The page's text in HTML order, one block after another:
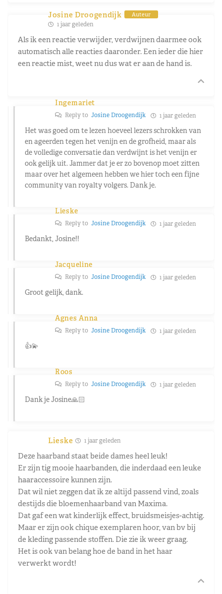
Josine Droogendijk Auteur
1 jaar geleden
Als ik een reactie verwijder, verdwijnen daarmee ook
automatisch alle reacties daaronder. Een ieder die hier
een reactie mist, weet nu dus wat er aan de hand is.
Ingemariet
Reply to Josine Droogendijk 1 jaar geleden
Het was goed om te lezen hoeveel lezers schrokken van
en ageerden tegen het venijn en de grofheid, maar als
de volledige conversatie dan verdwijnt is het venijn er
ook gelijk uit. Jammer dat je er zo bovenop moet zitten
maar over het algemeen hebben we hier toch een fijne
community van royalty volgers. Dank je.
Lieske
Reply to Josine Droogendijk 1 jaar geleden
Bedankt, Josine!!
Jacqueline
Reply to Josine Droogendijk 1 jaar geleden
Groot gelijk, dank.
Agnes Anna
Reply to Josine Droogendijk 1 jaar geleden
👍💫
Roos
Reply to Josine Droogendijk 1 jaar geleden
Dank je Josine🙏🏻
Lieske 1 jaar geleden
Deze haarband staat beide dames heel leuk!
Er zijn tig mooie haarbanden, die inderdaad een leuke
haaraccessoire kunnen zijn.
Dat wil niet zeggen dat ik ze altijd passend vind, zoals
destijds die bloemenhaarband van Maxima.
Dat gaf een wat kinderlijk effect, bruidsmeisjes-achtig.
Maar er zijn ook chique exemplaren hoor, van bv bij
de kleding passende stoffen. Die zie ik weer graag.
Het is ook van belang hoe de band in het haar
verwerkt wordt!